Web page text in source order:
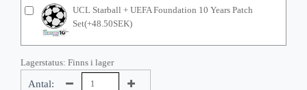
UCL Starball + UEFA Foundation 10 Years Patch
Set(+48.50SEK)
Lagerstatus: Finns i lager
Antal: